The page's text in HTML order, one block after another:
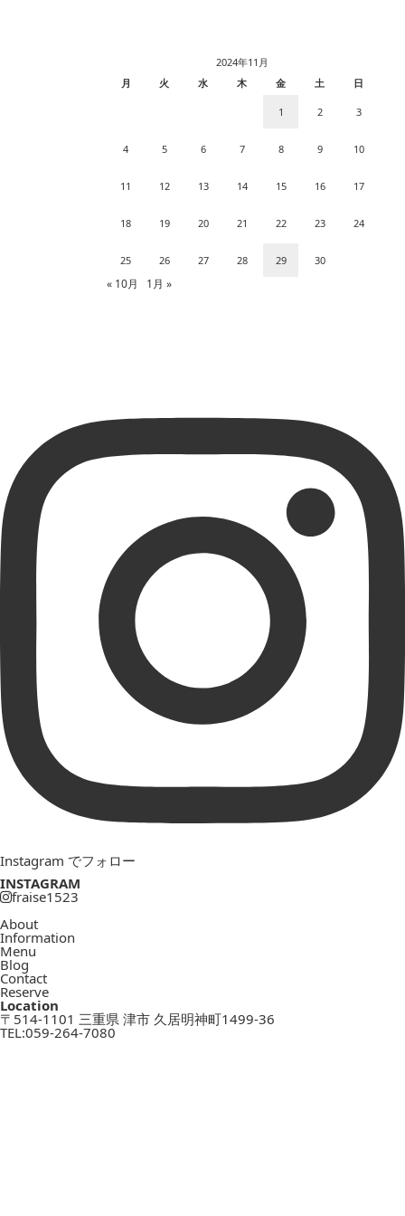
2024年11月
月
火 水 木 金 土 日
1 2 3
4 5 6 7 8 9 10
11 12 13 14 15 16 17
18 19 20 21 22 23 24
25 26 27 28 29 30
« 10月 1月 »
Instagram でフォロー
INSTAGRAM
fraise1523
About
Information
Menu
Blog
Contact
Reserve
Location
〒514-1101 三重県 津市 久居明神町1499-36
TEL:059-264-7080